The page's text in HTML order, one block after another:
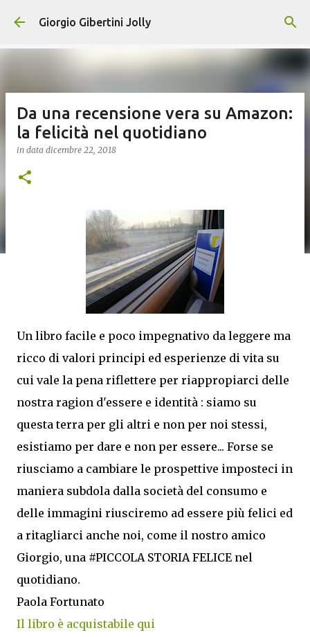
Passa ai contenuti principali
Giorgio Gibertini Jolly
Da una recensione vera su Amazon:
la felicità nel quotidiano
in data dicembre 22, 2018
Un libro facile e poco impegnativo da leggere ma
ricco di valori principi ed esperienze di vita su
cui vale la pena riflettere per riappropiarci delle
nostra ragion d'essere e identità : siamo su
questa terra per gli altri e non per noi stessi,
esistiamo per dare e non per essere... Forse se
riusciamo a cambiare le prospettive imposteci in
maniera subdola dalla società del consumo e
delle immagini riusciremo ad essere più felici ed
a ritagliarci anche noi, come il nostro amico
Giorgio, una #PICCOLA STORIA FELICE nel
quotidiano.
Paola Fortunato
Il libro è acquistabile qui